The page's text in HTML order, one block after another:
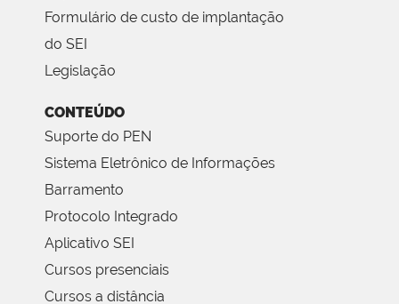
Formulário de custo de implantação
do SEI
Legislação
CONTEÚDO
Suporte do PEN
Sistema Eletrônico de Informações
Barramento
Protocolo Integrado
Aplicativo SEI
Cursos presenciais
Cursos a distância